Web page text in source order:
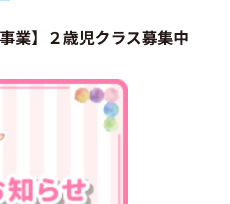
業】２歳児クラス募集中